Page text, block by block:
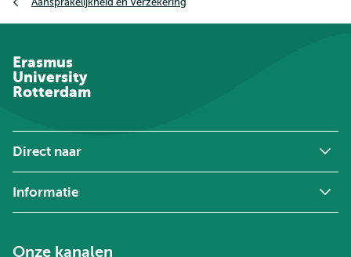
Erasmus
University
Rotterdam
Direct naar
Informatie
Onze kanalen